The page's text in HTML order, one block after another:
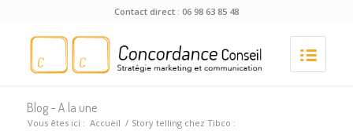
Contact direct : 06 98 63 85 48
Blog - A la une
Vous êtes ici : Accueil / Story telling chez Tibco :